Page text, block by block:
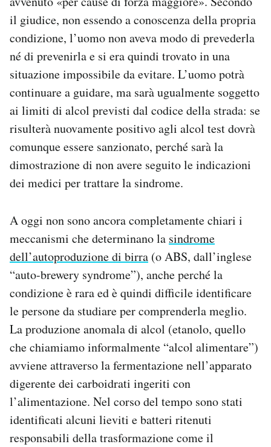
il giudice, non essendo a conoscenza della propria
condizione, l’uomo non aveva modo di prevederla
né di prevenirla e si era quindi trovato in una
situazione impossibile da evitare. L’uomo potrà
continuare a guidare, ma sarà ugualmente soggetto
ai limiti di alcol previsti dal codice della strada: se
risulterà nuovamente positivo agli alcol test dovrà
comunque essere sanzionato, perché sarà la
dimostrazione di non avere seguito le indicazioni
dei medici per trattare la sindrome.
A oggi non sono ancora completamente chiari i
meccanismi che determinano la sindrome
dell’autoproduzione di birra (o ABS, dall’inglese
“auto-brewery syndrome”), anche perché la
condizione è rara ed è quindi difficile identificare
le persone da studiare per comprenderla meglio.
La produzione anomala di alcol (etanolo, quello
che chiamiamo informalmente “alcol alimentare”)
avviene attraverso la fermentazione nell’apparato
digerente dei carboidrati ingeriti con
l’alimentazione. Nel corso del tempo sono stati
identificati alcuni lieviti e batteri ritenuti
responsabili della trasformazione come il